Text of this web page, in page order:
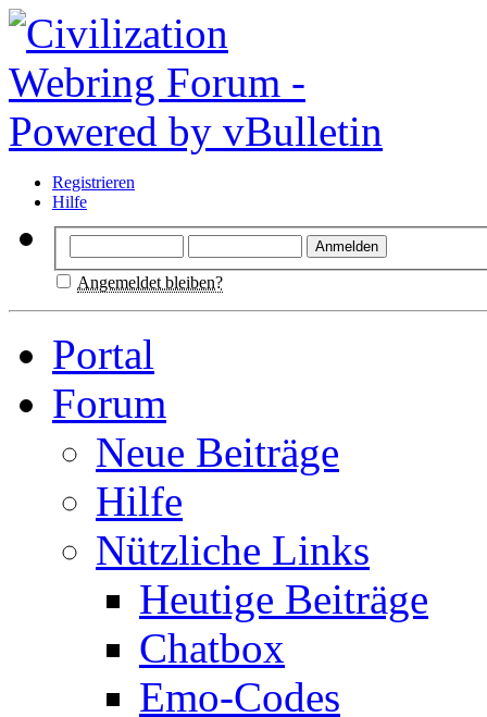
Registrieren
Hilfe
Angemeldet bleiben?
Portal
Forum
Neue Beiträge
Hilfe
Nützliche Links
Heutige Beiträge
Chatbox
Emo-Codes